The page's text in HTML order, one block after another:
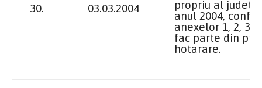
30. 03.03.2004
propriu al
anul 2004,
anexelor 1, 2, 3
fac parte din
hotarare.